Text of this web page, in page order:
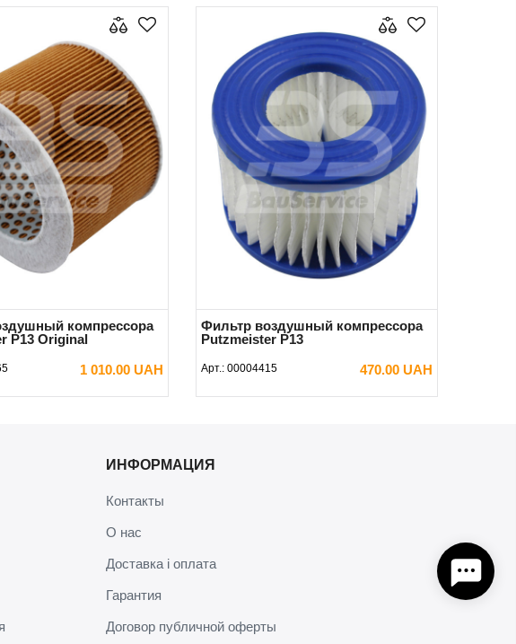
компрессора
P13 Original
1 010.00 UAH
В КОРЗИНУ
Фильтр воздушный компрессора
Putzmeister P13
Арт.: 00004415 470.00 UAH
В КОРЗИНУ
ИНФОРМАЦИЯ
Контакты
О нас
Доставка і оплата
Гарантия
Договор публичной оферты